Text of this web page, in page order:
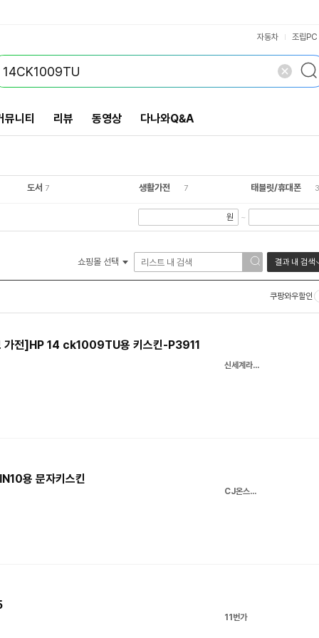
자동차 조립PC
뮤니티 리뷰 동영상 다나와Q&A
도서 7 생활가전 7 태블릿/휴대폰 3
원 ~
쇼핑몰 선택 결과 내 검색
쿠팡와우할인
전]HP 14 ck1009TU용 키스킨-P3911
신세계라이브쇼핑
용 문자키스킨
CJ온스타일
11번가